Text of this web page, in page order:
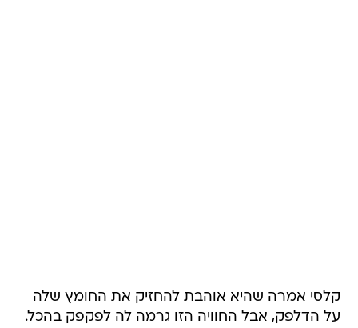
קלסי אמרה שהיא אוהבת להחזיק את החומץ שלה
על הדלפק, אבל החוויה הזו גרמה לה לפקפק בהכל.